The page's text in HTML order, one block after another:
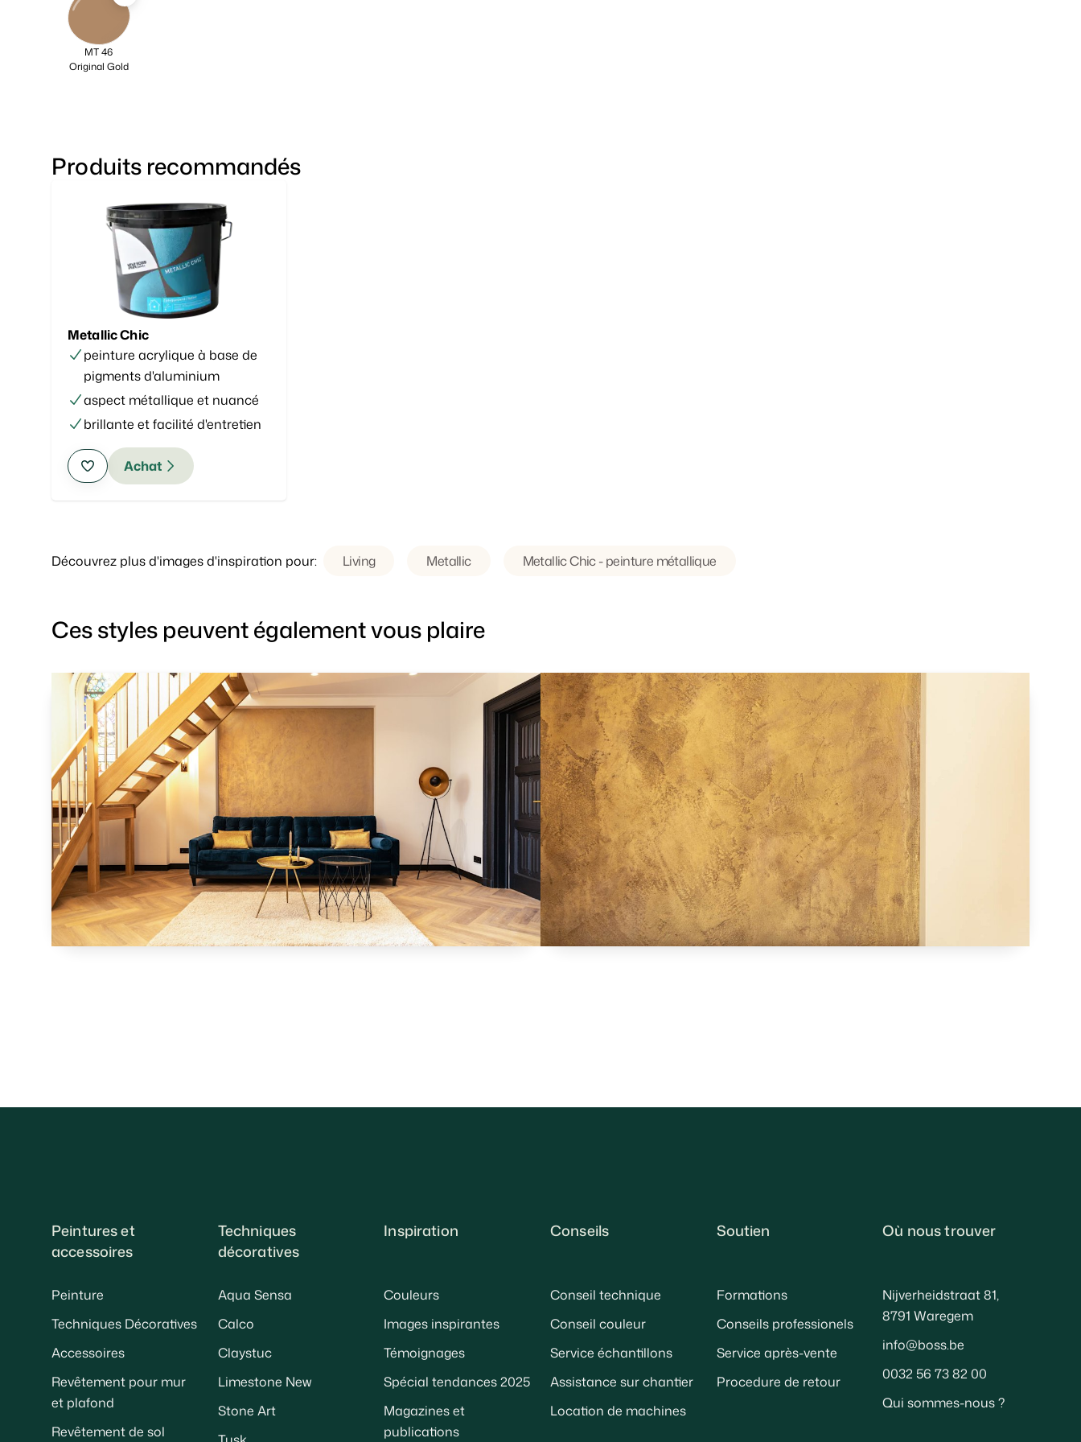
MT 46
Original Gold
Produits recommandés
Metallic Chic
peinture acrylique à base de
pigments d'aluminium
aspect métallique et nuancé
brillante et facilité d'entretien
Achat
Découvrez plus d'images d'inspiration pour: Living Metallic Metallic Chic - peinture métallique
Ces styles peuvent également vous plaire
Peintures et
accessoires
Peinture
Techniques Décoratives
Accessoires
Revêtement pour mur
et plafond
Revêtement de sol
Techniques
décoratives
Aqua Sensa
Calco
Claystuc
Limestone New
Stone Art
Inspiration
Couleurs
Images inspirantes
Témoignages
Spécial tendances 2025
Magazines et
publications
Conseils
Conseil technique
Conseil couleur
Service échantillons
Assistance sur chantier
Location de machines
Soutien
Formations
Conseils professionels
Service après-vente
Procedure de retour
Où nous trouver
Nijverheidstraat 81,
8791 Waregem
info@boss.be
0032 56 73 82 00
Qui sommes-nous ?